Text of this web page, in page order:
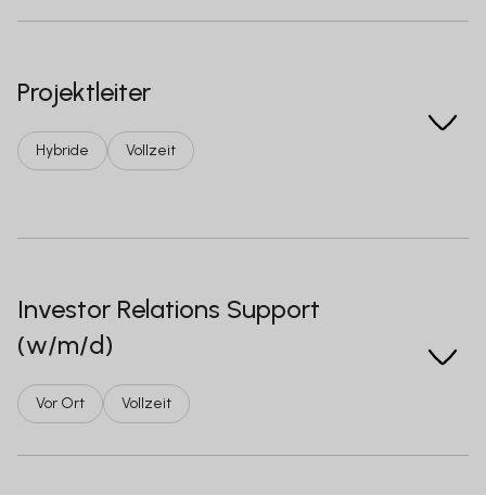
Projektleiter
Hybride Vollzeit
Investor Relations Support
(w/m/d)
Vor Ort Vollzeit